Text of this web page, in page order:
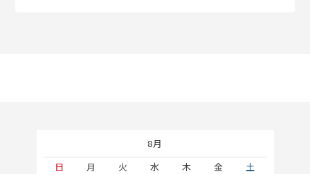
8月
日
月 火 水 木 金
土